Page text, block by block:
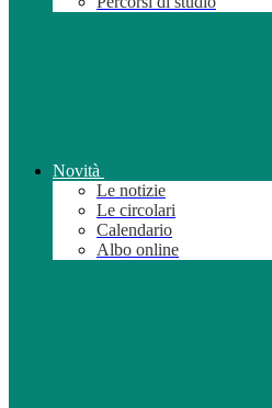
Novità
Le notizie
Le circolari
Calendario
Albo online